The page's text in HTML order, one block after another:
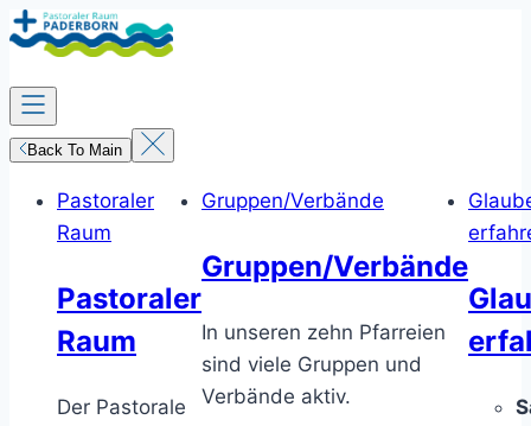
Zum
Inhalt
springen
Back To Main
Pastoraler
Raum
Pastoraler
Raum
Der Pastorale
Gruppen/Verbände
Gruppen/Verbände
In unseren zehn Pfarreien
sind viele Gruppen und
Verbände aktiv.